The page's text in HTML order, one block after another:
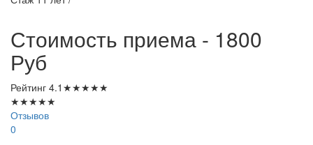
Стоимость приема - 1800
Руб
Рейтинг 4.1 ★★★★★
★★★★★
Отзывов
0